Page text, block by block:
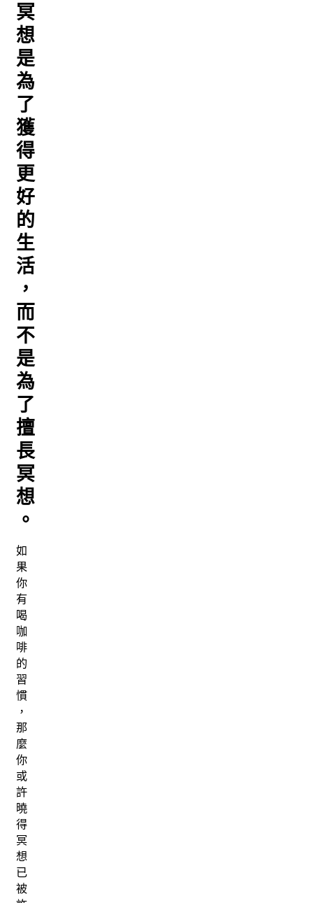
冥
想
是
為
了
獲
得
更
好
的
生
活
，
而
不
是
為
了
擅
長
冥
想
。
如
果
你
有
喝
咖
啡
的
習
慣
，
那
麼
你
或
許
曉
得
冥
想
已
被